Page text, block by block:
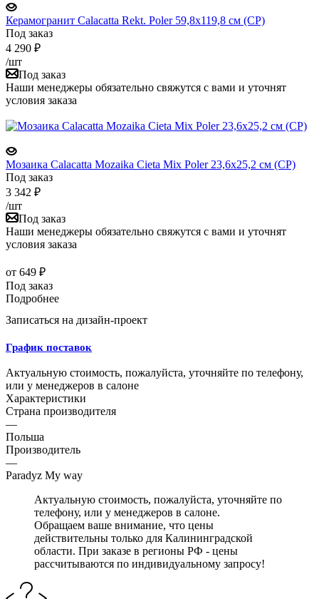
Керамогранит Calacatta Rekt. Poler 59,8x119,8 см (CP)
Под заказ
4 290 ₽
/шт
Под заказ
Наши менеджеры обязательно свяжутся с вами и уточнят
условия заказа
Мозаика Calacatta Mozaika Cieta Mix Poler 23,6x25,2 см (CP)
Под заказ
3 342 ₽
/шт
Под заказ
Наши менеджеры обязательно свяжутся с вами и уточнят
условия заказа
от 649 ₽
Под заказ
Подробнее
Записаться на дизайн-проект
График поставок
Актуальную стоимость, пожалуйста, уточняйте по телефону,
или у менеджеров в салоне
Характеристики
Страна производителя
—
Польша
Производитель
—
Paradyz My way
Актуальную стоимость, пожалуйста, уточняйте по
телефону, или у менеджеров в салоне.
Обращаем ваше внимание, что цены
действительны только для Калининградской
области. При заказе в регионы РФ - цены
рассчитываются по индивидуальному запросу!